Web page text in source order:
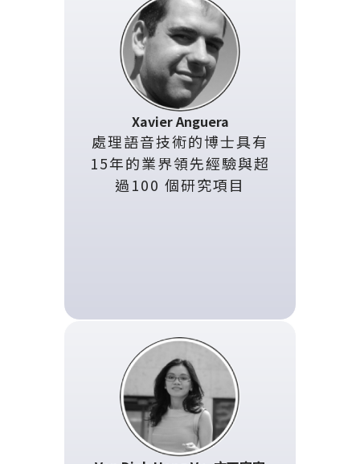
Xavier Anguera
處理語音技術的博士具有
15年的業界領先經驗與超
過100 個研究項目